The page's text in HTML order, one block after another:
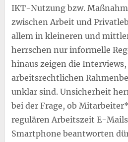
IKT-Nutzung bzw.
zwischen Arbeit und
allem in kleineren und
herrschen nur informelle
hinaus zeigen die Interviews,
arbeitsrechtlichen
unklar sind. Unsicherheit
bei der Frage, ob
regulären Arbeitszeit E-
Smartphone beantworten